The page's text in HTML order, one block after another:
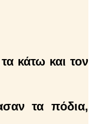
κάτω και τον
τα πόδια,